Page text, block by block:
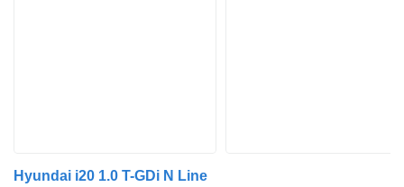
Hyundai i20 1.0 T-GDi N Line